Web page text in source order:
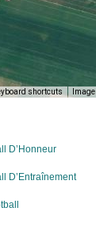
shortcuts
D’Honneur
D’Entraînement